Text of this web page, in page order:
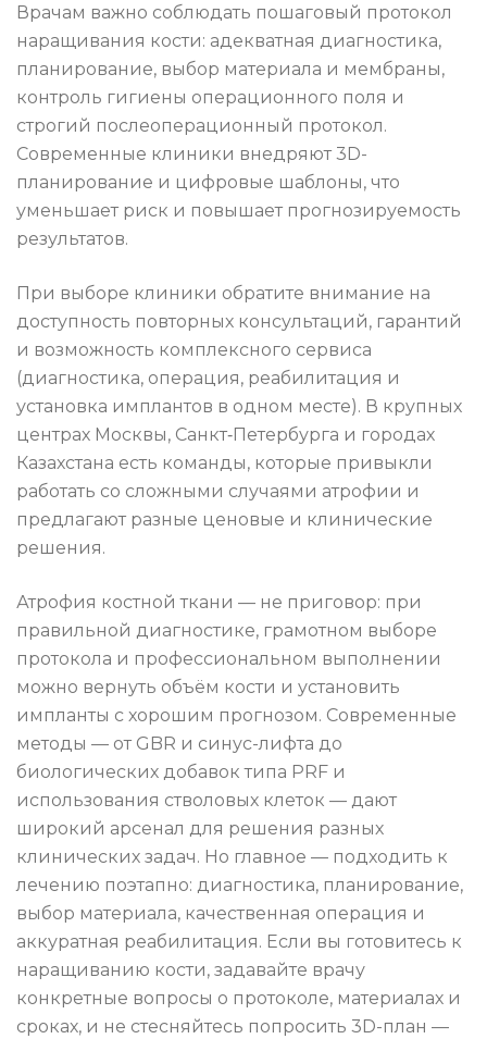
Врачам важно соблюдать пошаговый протокол
наращивания кости: адекватная диагностика,
планирование, выбор материала и мембраны,
контроль гигиены операционного поля и
строгий послеоперационный протокол.
Современные клиники внедряют 3D-
планирование и цифровые шаблоны, что
уменьшает риск и повышает прогнозируемость
результатов.
При выборе клиники обратите внимание на
доступность повторных консультаций, гарантий
и возможность комплексного сервиса
(диагностика, операция, реабилитация и
установка имплантов в одном месте). В крупных
центрах Москвы, Санкт‑Петербурга и городах
Казахстана есть команды, которые привыкли
работать со сложными случаями атрофии и
предлагают разные ценовые и клинические
решения.
Атрофия костной ткани — не приговор: при
правильной диагностике, грамотном выборе
протокола и профессиональном выполнении
можно вернуть объём кости и установить
импланты с хорошим прогнозом. Современные
методы — от GBR и синус-лифта до
биологических добавок типа PRF и
использования стволовых клеток — дают
широкий арсенал для решения разных
клинических задач. Но главное — подходить к
лечению поэтапно: диагностика, планирование,
выбор материала, качественная операция и
аккуратная реабилитация. Если вы готовитесь к
наращиванию кости, задавайте врачу
конкретные вопросы о протоколе, материалах и
сроках, и не стесняйтесь попросить 3D-план —